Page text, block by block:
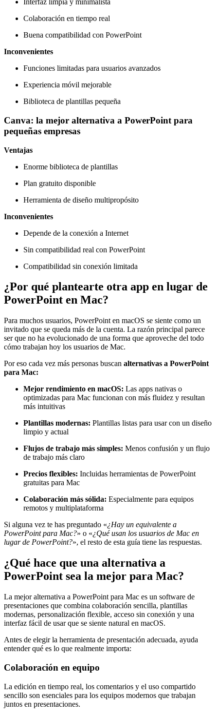
Interfaz limpia y minimalista
Colaboración en tiempo real
Buena compatibilidad con PowerPoint
Inconvenientes
Funciones limitadas para usuarios avanzados
Experiencia móvil mejorable
Biblioteca de plantillas pequeña
Canva: la mejor alternativa a PowerPoint para
pequeñas empresas
Ventajas
Enorme biblioteca de plantillas
Plan gratuito disponible
Herramienta de diseño multipropósito
Inconvenientes
Depende de la conexión a Internet
Sin compatibilidad real con PowerPoint
Compatibilidad sin conexión limitada
¿Por qué plantearte otra app en lugar de
PowerPoint en Mac?
Para muchos usuarios, PowerPoint en macOS se siente como un
invitado que se queda más de la cuenta. La razón principal parece
ser que no ha evolucionado de una forma que aproveche del todo
cómo trabajan hoy los usuarios de Mac.
Por eso cada vez más personas buscan alternativas a PowerPoint
para Mac:
Mejor rendimiento en macOS: Las apps nativas o
optimizadas para Mac funcionan con más fluidez y resultan
más intuitivas
Plantillas modernas: Plantillas listas para usar con un diseño
limpio y actual
Flujos de trabajo más simples: Menos confusión y un flujo
de trabajo más claro
Precios flexibles: Incluidas herramientas de PowerPoint
gratuitas para Mac
Colaboración más sólida: Especialmente para equipos
remotos y multiplataforma
Si alguna vez te has preguntado «¿Hay un equivalente a
PowerPoint para Mac?» o «¿Qué usan los usuarios de Mac en
lugar de PowerPoint?», el resto de esta guía tiene las respuestas.
¿Qué hace que una alternativa a
PowerPoint sea la mejor para Mac?
La mejor alternativa a PowerPoint para Mac es un software de
presentaciones que combina colaboración sencilla, plantillas
modernas, personalización flexible, acceso sin conexión y una
interfaz fácil de usar que se siente natural en macOS.
Antes de elegir la herramienta de presentación adecuada, ayuda
entender qué es lo que realmente importa:
Colaboración en equipo
La edición en tiempo real, los comentarios y el uso compartido
sencillo son esenciales para los equipos modernos que trabajan
juntos en presentaciones.